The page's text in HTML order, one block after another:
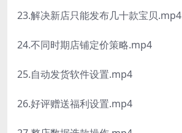
23.解决新店只能发布几十款宝贝.mp4
24.不同时期店铺定价策略.mp4
25.自动发货软件设置.mp4
26.好评赠送福利设置.mp4